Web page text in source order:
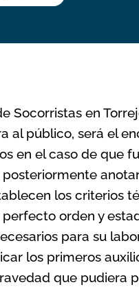
Socorristas en
al público, será el
en el caso de que
los criterios
orden y
para su
los primeros
que pudiera